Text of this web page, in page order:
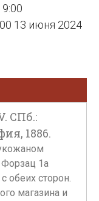
13 июня 2024
СПб.:
1886.
1а
обеих сторон.
магазина и